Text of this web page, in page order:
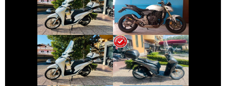
HONDA SH HONDA HORNET
HONDA SH
€ 2.890 €
HONDA SH
€ 3.150 €
€ 4.990 € € 3.890 €